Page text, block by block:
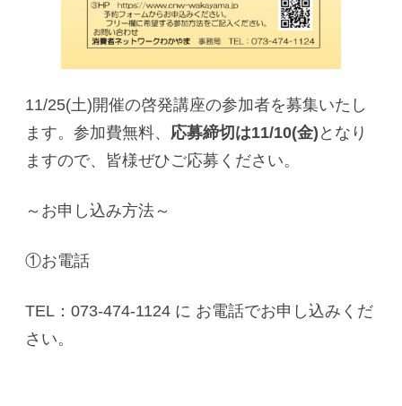
11/25(土)開催の啓発講座の参加者を募集いたし
ます。参加費無料、 応募締切は11/10(金) となり
ますので、皆様ぜひご応募ください。
～お申し込み方法～
①お電話
TEL：073-474-1124 に お電話でお申し込みくだ
さい。